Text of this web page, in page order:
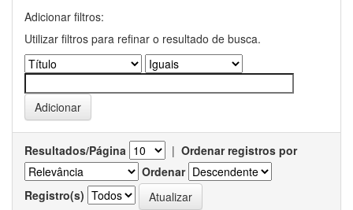
Adicionar filtros:
Utilizar filtros para refinar o resultado de busca.
Resultados/Página | Ordenar registros por
Ordenar
Registro(s)